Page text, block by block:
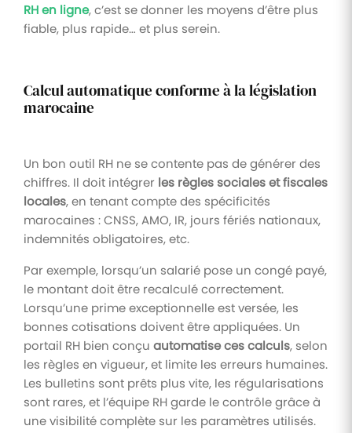
RH en ligne, c’est se donner les moyens d’être plus
fiable, plus rapide… et plus serein.
Calcul automatique conforme à la législation
marocaine
Un bon outil RH ne se contente pas de générer des
chiffres. Il doit intégrer les règles sociales et fiscales
locales, en tenant compte des spécificités
marocaines : CNSS, AMO, IR, jours fériés nationaux,
indemnités obligatoires, etc.
Par exemple, lorsqu’un salarié pose un congé payé,
le montant doit être recalculé correctement.
Lorsqu’une prime exceptionnelle est versée, les
bonnes cotisations doivent être appliquées. Un
portail RH bien conçu automatise ces calculs, selon
les règles en vigueur, et limite les erreurs humaines.
Les bulletins sont prêts plus vite, les régularisations
sont rares, et l’équipe RH garde le contrôle grâce à
une visibilité complète sur les paramètres utilisés.